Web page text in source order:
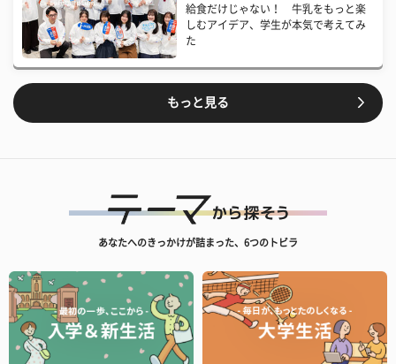
給食だけじゃない！ 牛乳をもっと楽
しむアイデア、学生が本気で考えてみ
た
もっと見る
あなたへのきっかけが詰まった、6つのトビラ